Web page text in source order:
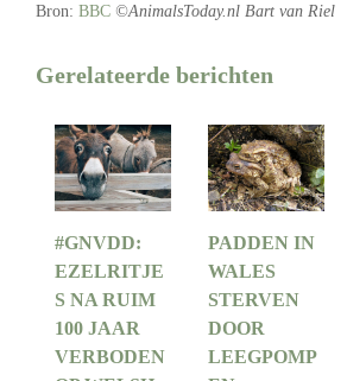
Bron: BBC ©AnimalsToday.nl Bart van Riel
Gerelateerde berichten
#GNVDD:
EZELRITJE
S NA RUIM
100 JAAR
VERBODEN
PADDEN IN
WALES
STERVEN
DOOR
LEEGPOMP